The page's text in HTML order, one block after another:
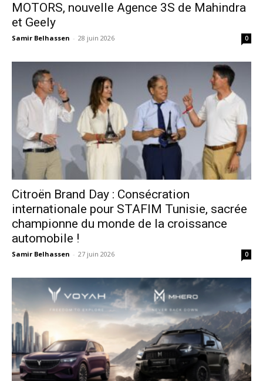
MOTORS, nouvelle Agence 3S de Mahindra
et Geely
Samir Belhassen - 28 juin 2026 0
Citroën Brand Day : Consécration
internationale pour STAFIM Tunisie, sacrée
championne du monde de la croissance
automobile !
Samir Belhassen - 27 juin 2026 0